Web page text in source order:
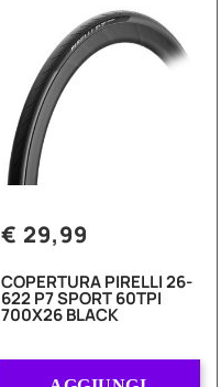
€ 29,99
COPERTURA PIRELLI 26-
622 P7 SPORT 60TPI
700X26 BLACK